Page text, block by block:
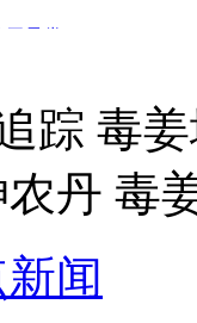
异常
花生
跌
踪 毒
丹 毒
闻